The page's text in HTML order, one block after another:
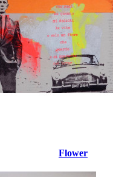
Flower